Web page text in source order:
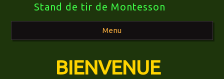
Stand de tir de Montesson
Menu
BIENVENUE